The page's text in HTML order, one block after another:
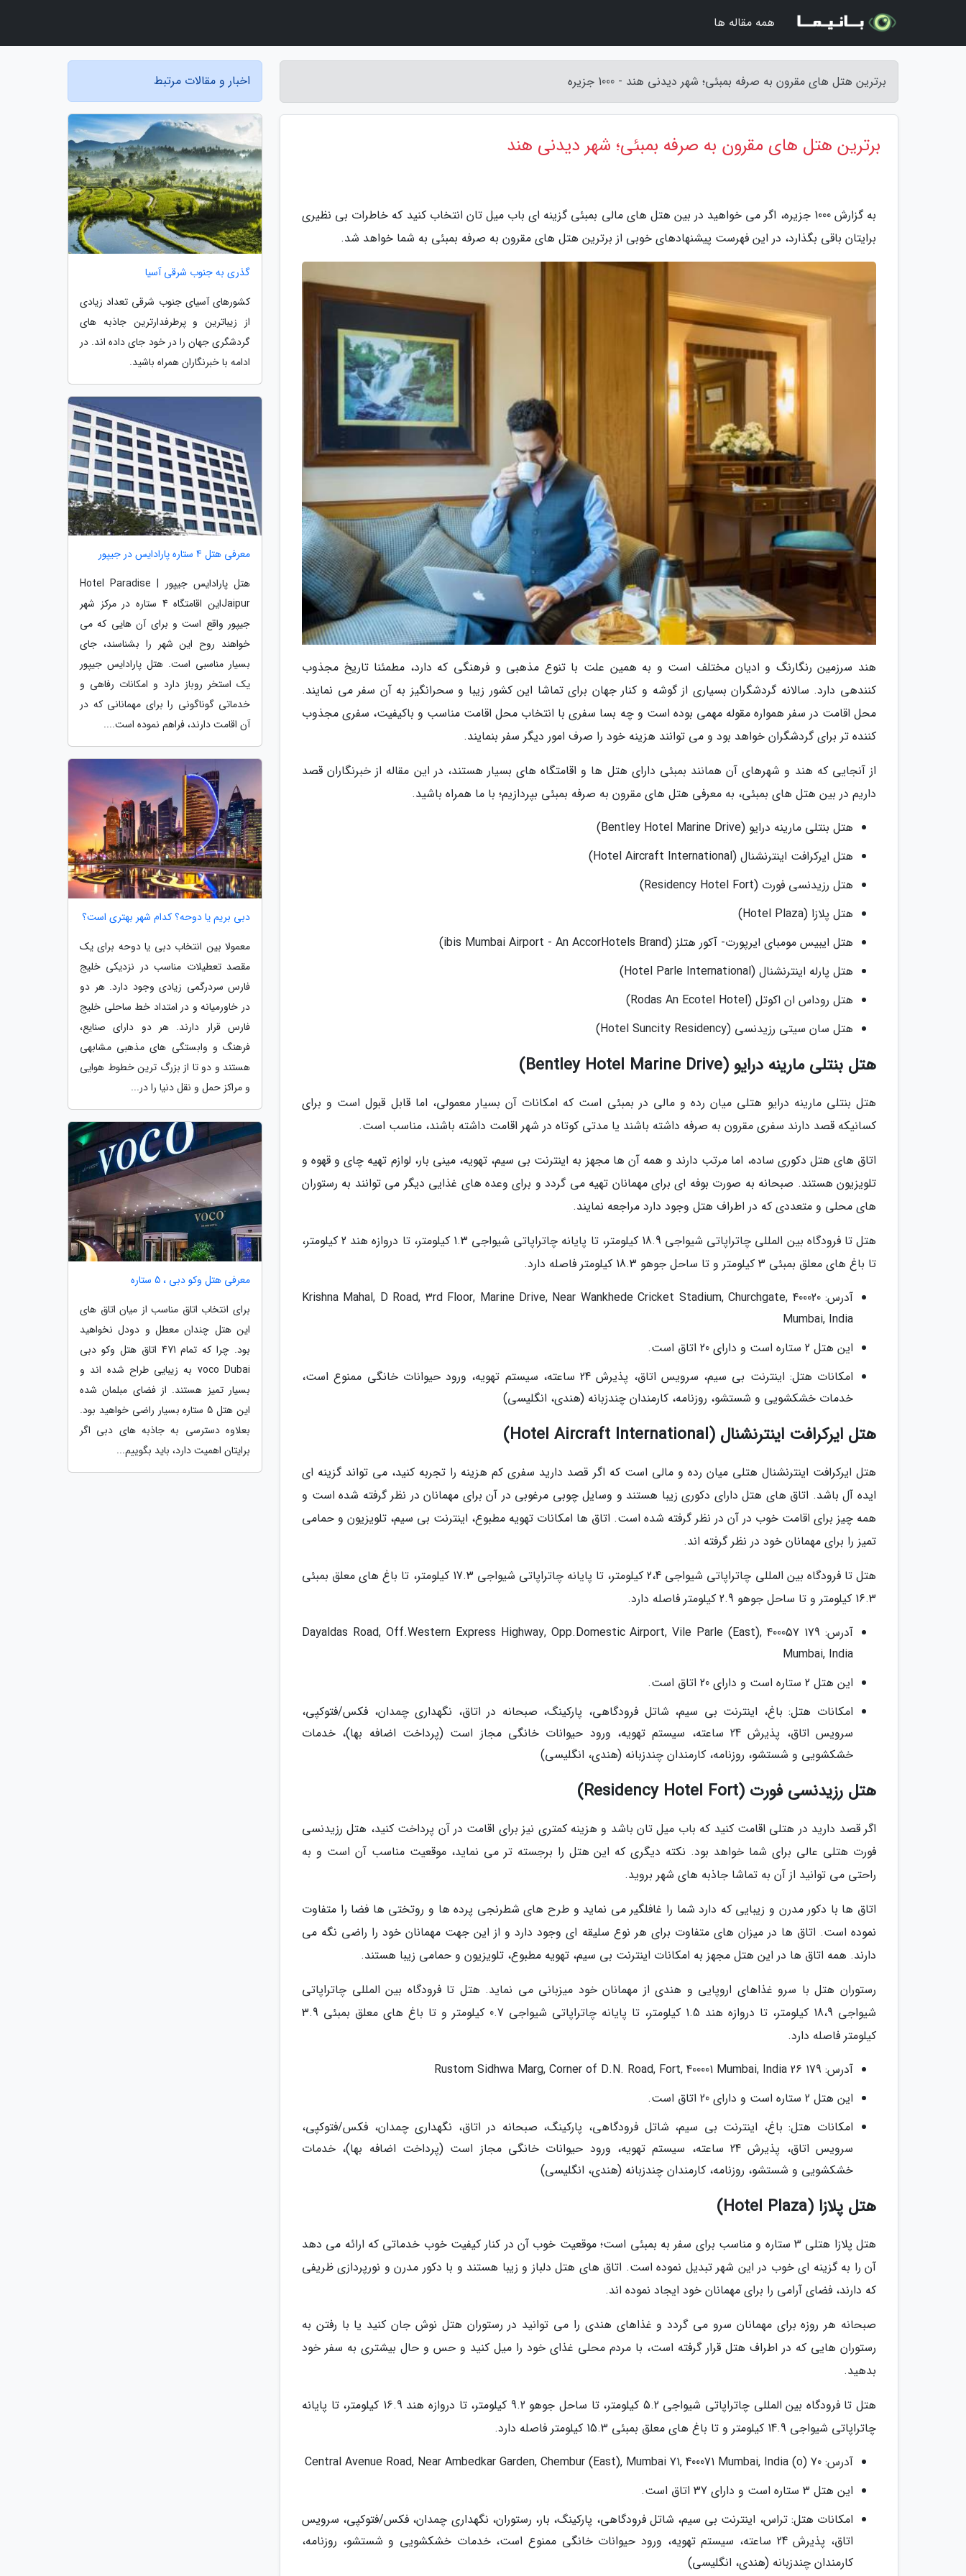
برترین هتل های مقرون به صرفه بمبئی؛ شهر دیدنی هند - 1000 جزیره
برترین هتل های مقرون به صرفه بمبئی؛ شهر دیدنی هند
به گزارش 1000 جزیره، اگر می خواهید در بین هتل های مالی بمبئی گزینه ای باب میل تان انتخاب کنید که خاطرات بی نظیری
برایتان باقی بگذارد، در این فهرست پیشنهادهای خوبی از برترین هتل های مقرون به صرفه بمبئی به شما خواهد شد.
هند سرزمین رنگارنگ و ادیان مختلف است و به همین علت با تنوع مذهبی و فرهنگی که دارد، مطمئنا تاریخ مجذوب
کنندهی دارد. سالانه گردشگران بسیاری از گوشه و کنار جهان برای تماشا این کشور زیبا و سحرانگیز به آن سفر می نمایند.
محل اقامت در سفر همواره مقوله مهمی بوده است و چه بسا سفری با انتخاب محل اقامت مناسب و باکیفیت، سفری مجذوب
کننده تر برای گردشگران خواهد بود و می توانند هزینه خود را صرف امور دیگر سفر بنمایند.
از آنجایی که هند و شهرهای آن همانند بمبئی دارای هتل ها و اقامتگاه های بسیار هستند، در این مقاله از خبرنگاران قصد
داریم در بین هتل های بمبئی، به معرفی هتل های مقرون به صرفه بمبئی بپردازیم؛ با ما همراه باشید.
هتل بنتلی مارینه درایو (Bentley Hotel Marine Drive)
هتل ایرکرافت اینترنشنال (Hotel Aircraft International)
هتل رزیدنسی فورت (Residency Hotel Fort)
هتل پلازا (Hotel Plaza)
هتل ایبیس مومبای ایرپورت- آکور هتلز (ibis Mumbai Airport - An AccorHotels Brand)
هتل پارله اینترنشنال (Hotel Parle International)
هتل روداس ان اکوتل (Rodas An Ecotel Hotel)
هتل سان سیتی رزیدنسی (Hotel Suncity Residency)
هتل بنتلی مارینه درایو (Bentley Hotel Marine Drive)
هتل بنتلی مارینه درایو هتلی میان رده و مالی در بمبئی است که امکانات آن بسیار معمولی، اما قابل قبول است و برای
کسانیکه قصد دارند سفری مقرون به صرفه داشته باشند یا مدتی کوتاه در شهر اقامت داشته باشند، مناسب است.
اتاق های هتل دکوری ساده، اما مرتب دارند و همه آن ها مجهز به اینترنت بی سیم، تهویه، مینی بار، لوازم تهیه چای و قهوه و
تلویزیون هستند. صبحانه به صورت بوفه ای برای مهمانان تهیه می گردد و برای وعده های غذایی دیگر می توانند به رستوران
های محلی و متعددی که در اطراف هتل وجود دارد مراجعه نمایند.
هتل تا فرودگاه بین المللی چاتراپاتی شیواجی 18.9 کیلومتر، تا پایانه چاتراپاتی شیواجی 1.3 کیلومتر، تا دروازه هند 2 کیلومتر،
تا باغ های معلق بمبئی 3 کیلومتر و تا ساحل جوهو 18.3 کیلومتر فاصله دارد.
آدرس: Krishna Mahal, D Road, 3rd Floor, Marine Drive, Near Wankhede Cricket Stadium, Churchgate, 400020
Mumbai, India
این هتل 2 ستاره است و دارای 20 اتاق است.
امکانات هتل: اینترنت بی سیم، سرویس اتاق، پذیرش 24 ساعته، سیستم تهویه، ورود حیوانات خانگی ممنوع است،
خدمات خشکشویی و شستشو، روزنامه، کارمندان چندزبانه (هندی، انگلیسی)
هتل ایرکرافت اینترنشنال (Hotel Aircraft International)
هتل ایرکرافت اینترنشنال هتلی میان رده و مالی است که اگر قصد دارید سفری کم هزینه را تجربه کنید، می تواند گزینه ای
ایده آل باشد. اتاق های هتل دارای دکوری زیبا هستند و وسایل چوبی مرغوبی در آن برای مهمانان در نظر گرفته شده است و
همه چیز برای اقامت خوب در آن در نظر گرفته شده است. اتاق ها امکانات تهویه مطبوع، اینترنت بی سیم، تلویزیون و حمامی
تمیز را برای مهمانان خود در نظر گرفته اند.
هتل تا فرودگاه بین المللی چاتراپاتی شیواجی 2،4 کیلومتر، تا پایانه چاتراپاتی شیواجی 17.3 کیلومتر، تا باغ های معلق بمبئی
16.3 کیلومتر و تا ساحل جوهو 2.9 کیلومتر فاصله دارد.
آدرس: 179 Dayaldas Road, Off.Western Express Highway, Opp.Domestic Airport, Vile Parle (East), 400057
Mumbai, India
این هتل 2 ستاره است و دارای 20 اتاق است.
امکانات هتل: باغ، اینترنت بی سیم، شاتل فرودگاهی، پارکینگ، صبحانه در اتاق، نگهداری چمدان، فکس/فتوکپی،
سرویس اتاق، پذیرش 24 ساعته، سیستم تهویه، ورود حیوانات خانگی مجاز است (پرداخت اضافه بها)، خدمات
خشکشویی و شستشو، روزنامه، کارمندان چندزبانه (هندی، انگلیسی)
هتل رزیدنسی فورت (Residency Hotel Fort)
اگر قصد دارید در هتلی اقامت کنید که باب میل تان باشد و هزینه کمتری نیز برای اقامت در آن پرداخت کنید، هتل رزیدنسی
فورت هتلی عالی برای شما خواهد بود. نکته دیگری که این هتل را برجسته تر می نماید، موقعیت مناسب آن است و به
راحتی می توانید از آن به تماشا جاذبه های شهر بروید.
اتاق ها با دکور مدرن و زیبایی که دارد شما را غافلگیر می نماید و طرح های شطرنجی پرده ها و روتختی ها فضا را متفاوت
نموده است. اتاق ها در میزان های متفاوت برای هر نوع سلیقه ای وجود دارد و از این جهت مهمانان خود را راضی نگه می
دارند. همه اتاق ها در این هتل مجهز به امکانات اینترنت بی سیم، تهویه مطبوع، تلویزیون و حمامی زیبا هستند.
رستوران هتل با سرو غذاهای اروپایی و هندی از مهمانان خود میزبانی می نماید. هتل تا فرودگاه بین المللی چاتراپاتی
شیواجی 18،9 کیلومتر، تا دروازه هند 1.5 کیلومتر، تا پایانه چاتراپاتی شیواجی 0.7 کیلومتر و تا باغ های معلق بمبئی 3.9
کیلومتر فاصله دارد.
آدرس: 179 26 Rustom Sidhwa Marg, Corner of D.N. Road, Fort, 400001 Mumbai, India
این هتل 2 ستاره است و دارای 20 اتاق است.
امکانات هتل: باغ، اینترنت بی سیم، شاتل فرودگاهی، پارکینگ، صبحانه در اتاق، نگهداری چمدان، فکس/فتوکپی،
سرویس اتاق، پذیرش 24 ساعته، سیستم تهویه، ورود حیوانات خانگی مجاز است (پرداخت اضافه بها)، خدمات
خشکشویی و شستشو، روزنامه، کارمندان چندزبانه (هندی، انگلیسی)
هتل پلازا (Hotel Plaza)
هتل پلازا هتلی 3 ستاره و مناسب برای سفر به بمبئی است؛ موقعیت خوب آن در کنار کیفیت خوب خدماتی که ارائه می دهد
آن را به گزینه ای خوب در این شهر تبدیل نموده است. اتاق های هتل دلباز و زیبا هستند و با دکور مدرن و نورپردازی ظریفی
که دارند، فضای آرامی را برای مهمانان خود ایجاد نموده اند.
صبحانه هر روزه برای مهمانان سرو می گردد و غذاهای هندی را می توانید در رستوران هتل نوش جان کنید یا با رفتن به
رستوران هایی که در اطراف هتل قرار گرفته است، با مردم محلی غذای خود را میل کنید و حس و حال بیشتری به سفر خود
بدهید.
هتل تا فرودگاه بین المللی چاتراپاتی شیواجی 5.2 کیلومتر، تا ساحل جوهو 9.2 کیلومتر، تا دروازه هند 16.9 کیلومتر، تا پایانه
چاتراپاتی شیواجی 14.9 کیلومتر و تا باغ های معلق بمبئی 15.3 کیلومتر فاصله دارد.
آدرس: 70 (o) Central Avenue Road, Near Ambedkar Garden, Chembur (East), Mumbai 71, 400071 Mumbai, India
این هتل 3 ستاره است و دارای 37 اتاق است.
امکانات هتل: تراس، اینترنت بی سیم، شاتل فرودگاهی، پارکینگ، بار، رستوران، نگهداری چمدان، فکس/فتوکپی، سرویس
اتاق، پذیرش 24 ساعته، سیستم تهویه، ورود حیوانات خانگی ممنوع است، خدمات خشکشویی و شستشو، روزنامه،
کارمندان چندزبانه (هندی، انگلیسی)
اخبار و مقالات مرتبط
گذری به جنوب شرقی آسیا
کشورهای آسیای جنوب شرقی تعداد زیادی
از زیباترین و پرطرفدارترین جاذبه های
گردشگری جهان را در خود جای داده اند. در
ادامه با خبرنگاران همراه باشید.
معرفی هتل 4 ستاره پارادایس در جیپور
هتل پارادایس جیپور | Hotel Paradise
Jaipurاین اقامتگاه 4 ستاره در مرکز شهر
جیپور واقع است و برای آن هایی که می
خواهند روح این شهر را بشناسند، جای
بسیار مناسبی است. هتل پارادایس جیپور
یک استخر روباز دارد و امکانات رفاهی و
خدماتی گوناگونی را برای مهمانانی که در
آن اقامت دارند، فراهم نموده است....
دبی بریم یا دوحه؟ کدام شهر بهتری است؟
معمولا بین انتخاب دبی یا دوحه برای یک
مقصد تعطیلات مناسب در نزدیکی خلیج
فارس سردرگمی زیادی وجود دارد. هر دو
در خاورمیانه و در امتداد خط ساحلی خلیج
فارس قرار دارند. هر دو دارای صنایع،
فرهنگ و وابستگی های مذهبی مشابهی
هستند و دو تا از بزرگ ترین خطوط هوایی
و مراکز حمل و نقل دنیا را در...
معرفی هتل وکو دبی ، 5 ستاره
برای انتخاب اتاق مناسب از میان اتاق های
این هتل چندان معطل و دودل نخواهید
بود. چرا که تمام 471 اتاق هتل وکو دبی
voco Dubai به زیبایی طراح شده اند و
بسیار تمیز هستند. از فضای مبلمان شده
این هتل 5 ستاره بسیار راضی خواهید بود.
بعلاوه دسترسی به جاذبه های دبی اگر
برایتان اهمیت دارد، باید بگوییم...
همه مقاله ها